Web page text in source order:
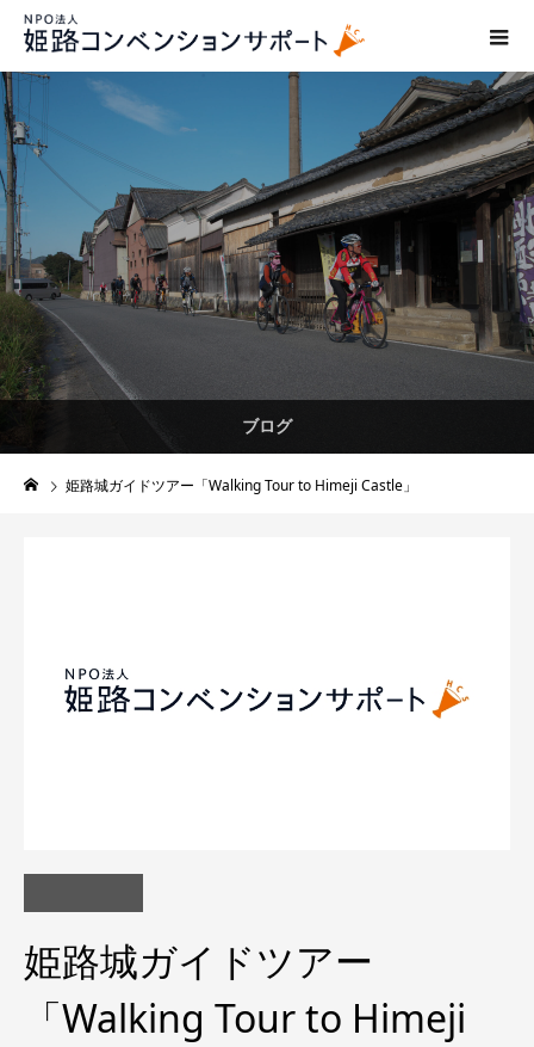
ブログ
姫路城ガイドツアー「Walking Tour to Himeji Castle」
姫路城ガイドツアー
「Walking Tour to Himeji